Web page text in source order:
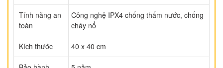
Tính năng an
toàn
Công nghệ IPX4 chống thấm nước, chống
cháy nổ
Kích thước 40 x 40 cm